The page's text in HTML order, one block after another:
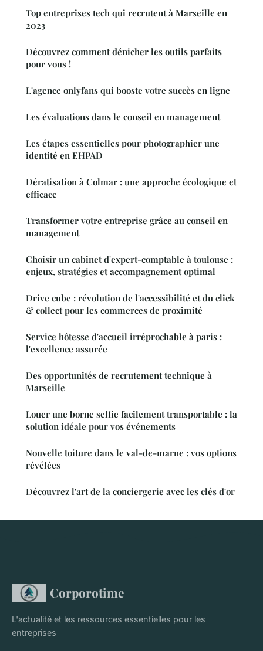
Top entreprises tech qui recrutent à Marseille en
2023
Découvrez comment dénicher les outils parfaits
pour vous !
L'agence onlyfans qui booste votre succès en ligne
Les évaluations dans le conseil en management
Les étapes essentielles pour photographier une
identité en EHPAD
Dératisation à Colmar : une approche écologique et
efficace
Transformer votre entreprise grâce au conseil en
management
Choisir un cabinet d'expert-comptable à toulouse :
enjeux, stratégies et accompagnement optimal
Drive cube : révolution de l'accessibilité et du click
& collect pour les commerces de proximité
Service hôtesse d'accueil irréprochable à paris :
l'excellence assurée
Des opportunités de recrutement technique à
Marseille
Louer une borne selfie facilement transportable : la
solution idéale pour vos événements
Nouvelle toiture dans le val-de-marne : vos options
révélées
Découvrez l'art de la conciergerie avec les clés d'or
Corporotime
L'actualité et les ressources essentielles pour les
entreprises